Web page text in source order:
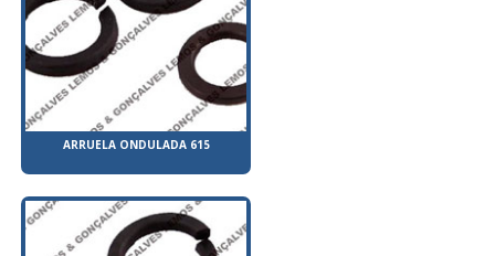
ARRUELA ONDULADA 615